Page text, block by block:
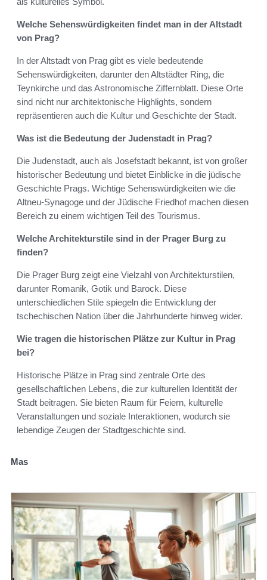
Welche Sehenswürdigkeiten findet man in der Altstadt
von Prag?
In der Altstadt von Prag gibt es viele bedeutende
Sehenswürdigkeiten, darunter den Altstädter Ring, die
Teynkirche und das Astronomische Ziffernblatt. Diese Orte
sind nicht nur architektonische Highlights, sondern
repräsentieren auch die Kultur und Geschichte der Stadt.
Was ist die Bedeutung der Judenstadt in Prag?
Die Judenstadt, auch als Josefstadt bekannt, ist von großer
historischer Bedeutung und bietet Einblicke in die jüdische
Geschichte Prags. Wichtige Sehenswürdigkeiten wie die
Altneu-Synagoge und der Jüdische Friedhof machen diesen
Bereich zu einem wichtigen Teil des Tourismus.
Welche Architekturstile sind in der Prager Burg zu
finden?
Die Prager Burg zeigt eine Vielzahl von Architekturstilen,
darunter Romanik, Gotik und Barock. Diese
unterschiedlichen Stile spiegeln die Entwicklung der
tschechischen Nation über die Jahrhunderte hinweg wider.
Wie tragen die historischen Plätze zur Kultur in Prag
bei?
Historische Plätze in Prag sind zentrale Orte des
gesellschaftlichen Lebens, die zur kulturellen Identität der
Stadt beitragen. Sie bieten Raum für Feiern, kulturelle
Veranstaltungen und soziale Interaktionen, wodurch sie
lebendige Zeugen der Stadtgeschichte sind.
Mas